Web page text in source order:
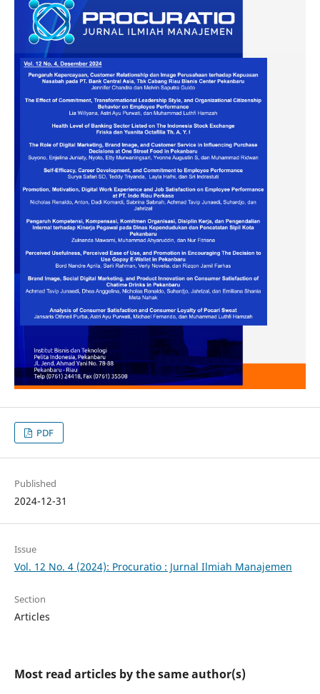
PDF
Published
2024-12-31
Issue
Vol. 12 No. 4 (2024): Procuratio : Jurnal Ilmiah Manajemen
Section
Articles
Most read articles by the same author(s)